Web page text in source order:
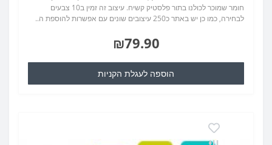
חומר שמוכר לכולנו בתור פלסטיק קשיח. עיצוב זה זמין ב10 צבעים
לבחירה, כמו כן יש באתר כ250 עיצובים שונים עם אפשרות להוספת ה..
₪79.90
הוספה לעגלת הקניות